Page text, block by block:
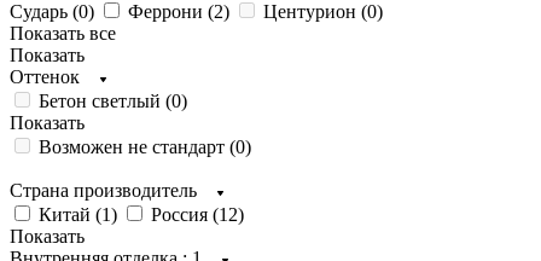
Сударь (0) Феррони (2) Центурион (0)
Показать все
Показать
Оттенок
Бетон светлый (0)
Показать
Возможен не стандарт (0)
Страна производитель
Китай (1) Россия (12)
Показать